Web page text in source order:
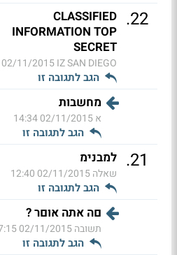
22
.
CLASSIFIED
INFORMATION TOP
SECRET
IZ SAN DIEGO
02/11/2015 12:52
הגב לתגובה זו
מחשבות
א02/11/2015 14:34
הגב לתגובה זו
21
. למבנימ
שאלה02/11/2015 12:40
הגב לתגובה זו
םה אתה אוםר ?
תשובה02/11/2015 17:15
הגב לתגובה זו